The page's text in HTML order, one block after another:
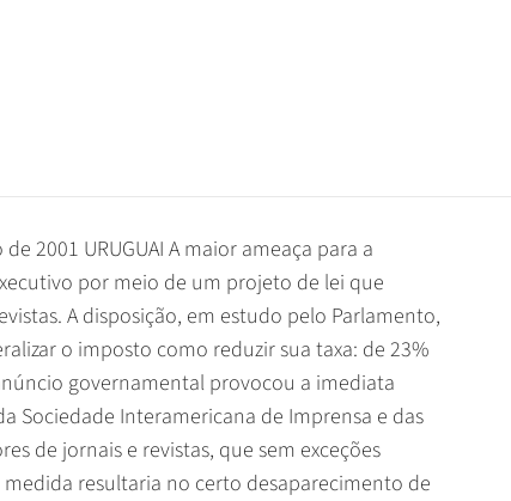
2001 URUGUAI A maior ameaça para a
por meio de um projeto de lei que
A disposição, em estudo pelo Parlamento,
o imposto como reduzir sua taxa: de 23%
governamental provocou a imediata
Sociedade Interamericana de Imprensa e das
de jornais e revistas, que sem exceções
resultaria no certo desaparecimento de